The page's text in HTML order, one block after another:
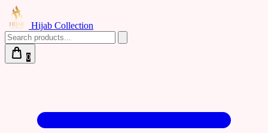
Hijab Collection
0